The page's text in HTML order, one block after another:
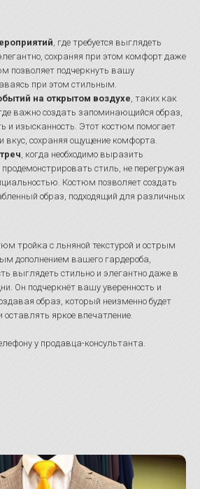
, где требуется выглядеть
сохраняя при этом комфорт даже
позволяет подчеркнуть вашу
при этом стильным.
на открытом воздухе, таких как
важно создать запоминающийся образ,
и изысканность. Этот костюм помогает
вкус, сохраняя ощущение комфорта.
, когда необходимо выразить
стиль, не перегружая
Костюм позволяет создать
образ, подходящий для различных
тройка с льняной текстурой и острым
дополнением вашего гардероба,
выглядеть стильно и элегантно даже в
Он подчеркнёт вашу уверенность и
образ, который неизменно будет
яркое впечатление.
у продавца-консультанта.